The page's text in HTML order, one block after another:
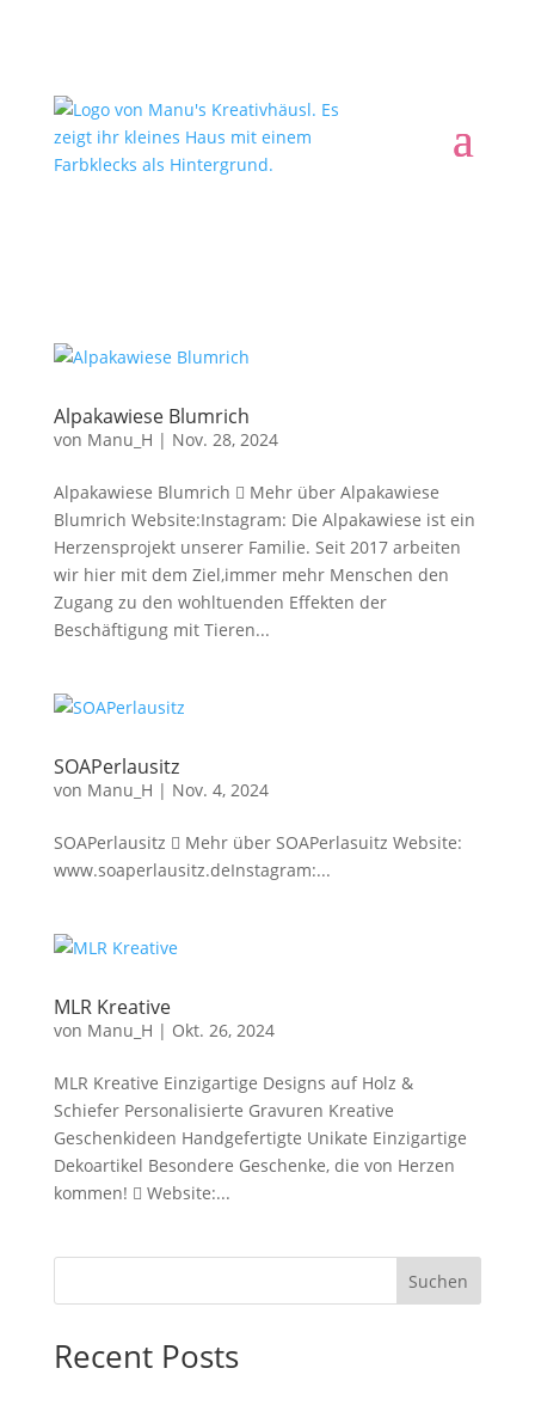
Alpakawiese Blumrich
von Manu_H | Nov. 28, 2024
Alpakawiese Blumrich  Mehr über Alpakawiese
Blumrich Website:Instagram: Die Alpakawiese ist ein
Herzensprojekt unserer Familie. Seit 2017 arbeiten
wir hier mit dem Ziel,immer mehr Menschen den
Zugang zu den wohltuenden Effekten der
Beschäftigung mit Tieren...
SOAPerlausitz
von Manu_H | Nov. 4, 2024
SOAPerlausitz  Mehr über SOAPerlasuitz Website:
www.soaperlausitz.deInstagram:...
MLR Kreative
von Manu_H | Okt. 26, 2024
MLR Kreative Einzigartige Designs auf Holz &
Schiefer Personalisierte Gravuren Kreative
Geschenkideen Handgefertigte Unikate Einzigartige
Dekoartikel Besondere Geschenke, die von Herzen
kommen!  Website:...
Suchen
Recent Posts